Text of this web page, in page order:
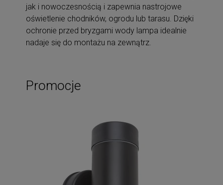
jak i nowoczesnością i zapewnia nastrojowe
oświetlenie chodników, ogrodu lub tarasu. Dzięki
ochronie przed bryzgami wody lampa idealnie
nadaje się do montażu na zewnątrz.
Promocje